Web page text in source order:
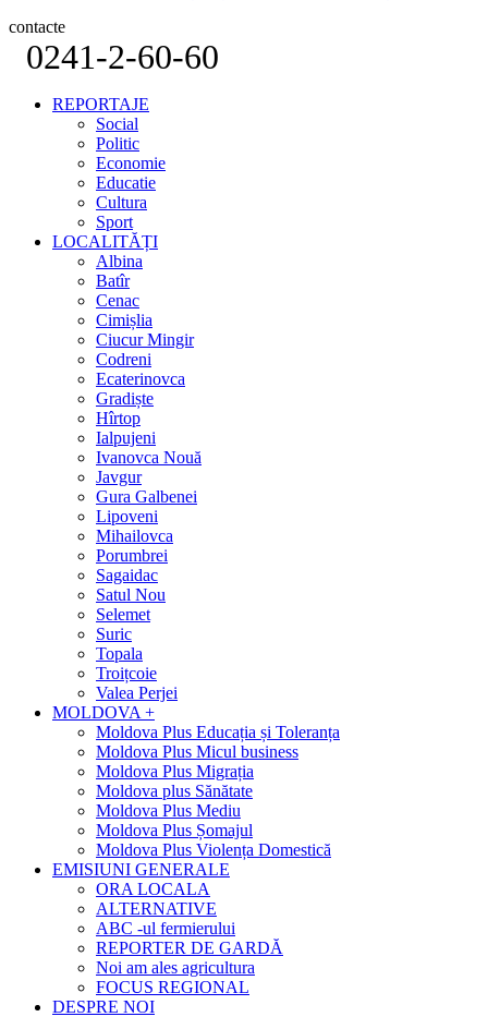
contacte
0241-2-60-60
REPORTAJE
Social
Politic
Economie
Educatie
Cultura
Sport
LOCALITĂȚI
Albina
Batîr
Cenac
Cimișlia
Ciucur Mingir
Codreni
Ecaterinovca
Gradiște
Hîrtop
Ialpujeni
Ivanovca Nouă
Javgur
Gura Galbenei
Lipoveni
Mihailovca
Porumbrei
Sagaidac
Satul Nou
Selemet
Suric
Topala
Troițcoie
Valea Perjei
MOLDOVA +
Moldova Plus Educația și Toleranța
Moldova Plus Micul business
Moldova Plus Migrația
Moldova plus Sănătate
Moldova Plus Mediu
Moldova Plus Șomajul
Moldova Plus Violența Domestică
EMISIUNI GENERALE
ORA LOCALA
ALTERNATIVE
ABC -ul fermierului
REPORTER DE GARDĂ
Noi am ales agricultura
FOCUS REGIONAL
DESPRE NOI